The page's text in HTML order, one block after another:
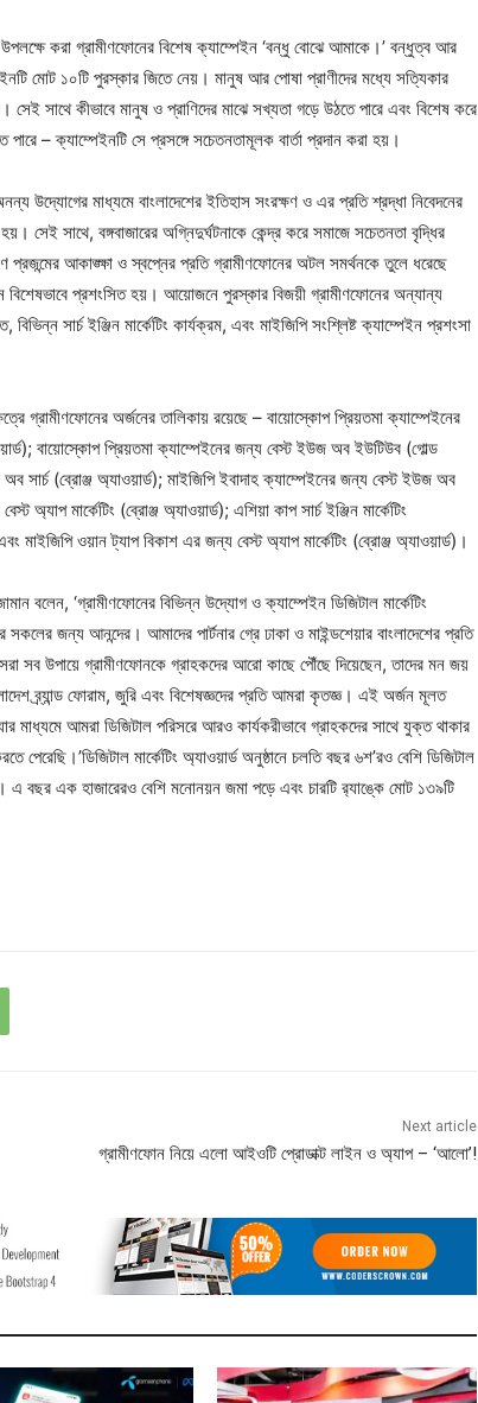
করা গ্রামীণফোনের বিশেষ ক্যাম্পেইন ‘বন্ধু বোঝে আমাকে।’ বন্ধুত্ব আর
মোট ১০টি পুরস্কার জিতে নেয়। মানুষ আর পোষা প্রাণীদের মধ্যে সত্যিকার
সাথে কীভাবে মানুষ ও প্রাণিদের মাঝে সখ্যতা গড়ে উঠতে পারে এবং বিশেষ করে
পারে – ক্যাম্পেইনটি সে প্রসঙ্গে সচেতনতামূলক বার্তা প্রদান করা হয়।
উদ্যোগের মাধ্যমে বাংলাদেশের ইতিহাস সংরক্ষণ ও এর প্রতি শ্রদ্ধা নিবেদনের
সেই সাথে, বঙ্গবাজারের অগ্নিদুর্ঘটনাকে কেন্দ্র করে সমাজে সচেতনতা বৃদ্ধির
আকাঙ্ক্ষা ও স্বপ্নের প্রতি গ্রামীণফোনের অটল সমর্থনকে তুলে ধরেছে
বিশেষভাবে প্রশংসিত হয়। আয়োজনে পুরস্কার বিজয়ী গ্রামীণফোনের অন্যান্য
সার্চ ইঞ্জিন মার্কেটিং কার্যক্রম, এবং মাইজিপি সংশ্লিষ্ট ক্যাম্পেইন প্রশংসা
গ্রামীণফোনের অর্জনের তালিকায় রয়েছে – বায়োস্কোপ প্রিয়তমা ক্যাম্পেইনের
বায়োস্কোপ প্রিয়তমা ক্যাম্পেইনের জন্য বেস্ট ইউজ অব ইউটিউব (গোল্ড
অব সার্চ (ব্রোঞ্জ অ্যাওয়ার্ড); মাইজিপি ইবাদাহ ক্যাম্পেইনের জন্য বেস্ট ইউজ অব
অ্যাপ মার্কেটিং (ব্রোঞ্জ অ্যাওয়ার্ড); এশিয়া কাপ সার্চ ইঞ্জিন মার্কেটিং
মাইজিপি ওয়ান ট্যাপ বিকাশ এর জন্য বেস্ট অ্যাপ মার্কেটিং (ব্রোঞ্জ অ্যাওয়ার্ড)।
বলেন, ‘গ্রামীণফোনের বিভিন্ন উদ্যোগ ও ক্যাম্পেইন ডিজিটাল মার্কেটিং
জন্য আনন্দের। আমাদের পার্টনার গ্রে ঢাকা ও মাইন্ডশেয়ার বাংলাদেশের প্রতি
সব উপায়ে গ্রামীণফোনকে গ্রাহকদের আরো কাছে পৌঁছে দিয়েছেন, তাদের মন জয়
ব্র্যান্ড ফোরাম, জুরি এবং বিশেষজ্ঞদের প্রতি আমরা কৃতজ্ঞ। এই অর্জন মূলত
মাধ্যমে আমরা ডিজিটাল পরিসরে আরও কার্যকরীভাবে গ্রাহকদের সাথে যুক্ত থাকার
পেরেছি।’ডিজিটাল মার্কেটিং অ্যাওয়ার্ড অনুষ্ঠানে চলতি বছর ৬শ’রও বেশি ডিজিটাল
এ বছর এক হাজারেরও বেশি মনোনয়ন জমা পড়ে এবং চারটি র‍্যাঙ্কে মোট ১৩৯টি
Next article
গ্রামীণফোন নিয়ে এলো আইওটি প্রোডাক্ট লাইন ও অ্যাপ – ‘আলো’!